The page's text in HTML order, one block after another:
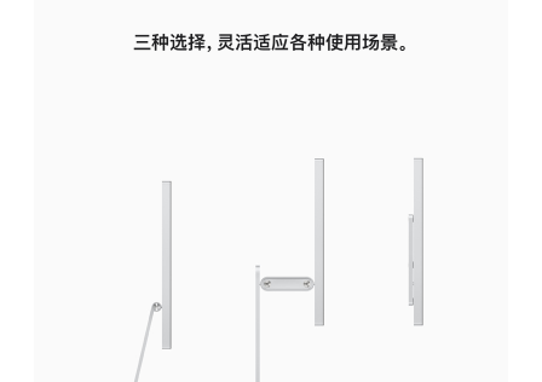
三种选择，灵活适应各种使用场景。